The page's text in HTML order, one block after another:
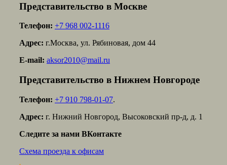
Представительство в Москве
Телефон: +7 968 002-1116
Адрес: г.Москва, ул. Рябиновая, дом 44
E-mail: aksor2010@mail.ru
Представительство в Нижнем Новгороде
Телефон: +7 910 798-01-07.
Адрес: г. Нижний Новгород, Высоковский пр-д, д. 1
Следите за нами ВКонтакте
Схема проезда к офисам